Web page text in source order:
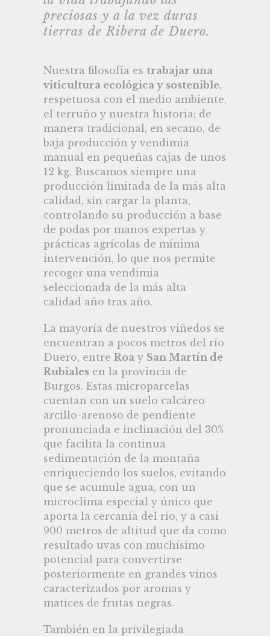
preciosas y a la vez duras
tierras de Ribera de Duero.
Nuestra filosofía es trabajar una
viticultura ecológica y sostenible,
respetuosa con el medio ambiente,
el terruño y nuestra historia; de
manera tradicional, en secano, de
baja producción y vendimia
manual en pequeñas cajas de unos
12 kg. Buscamos siempre una
producción limitada de la más alta
calidad, sin cargar la planta,
controlando su producción a base
de podas por manos expertas y
prácticas agrícolas de mínima
intervención, lo que nos permite
recoger una vendimia
seleccionada de la más alta
calidad año tras año.
La mayoría de nuestros viñedos se
encuentran a pocos metros del río
Duero, entre Roa y San Martín de
Rubialesen la provincia de
Burgos. Estas microparcelas
cuentan con un suelo calcáreo
arcillo-arenoso de pendiente
pronunciada e inclinación del 30%
que facilita la continua
sedimentación de la montaña
enriqueciendo los suelos, evitando
que se acumule agua, con un
microclima especial y único que
aporta la cercanía del río, y a casi
900 metros de altitud que da como
resultado uvas con muchísimo
potencial para convertirse
posteriormente en grandes vinos
caracterizados por aromas y
matices de frutas negras.
También en la privilegiada